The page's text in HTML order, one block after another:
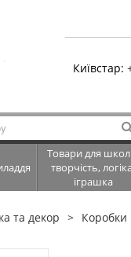
Київстар:
Товари для
творчість,
іграшка
та декор Коробки